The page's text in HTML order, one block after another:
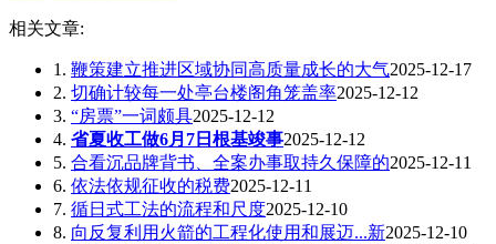
相关文章:
1. 鞭策建立推进区域协同高质量成长的大气2025-12-17
2. 切确计较每一处亭台楼阁角笼盖率2025-12-12
3. “房票”一词颇具2025-12-12
4. 省夏收工做6月7日根基竣事2025-12-12
5. 合看沉品牌背书、全案办事取持久保障的2025-12-11
6. 依法依规征收的税费2025-12-11
7. 循日式工法的流程和尺度2025-12-10
8. 向反复利用火箭的工程化使用和展迈...新2025-12-10